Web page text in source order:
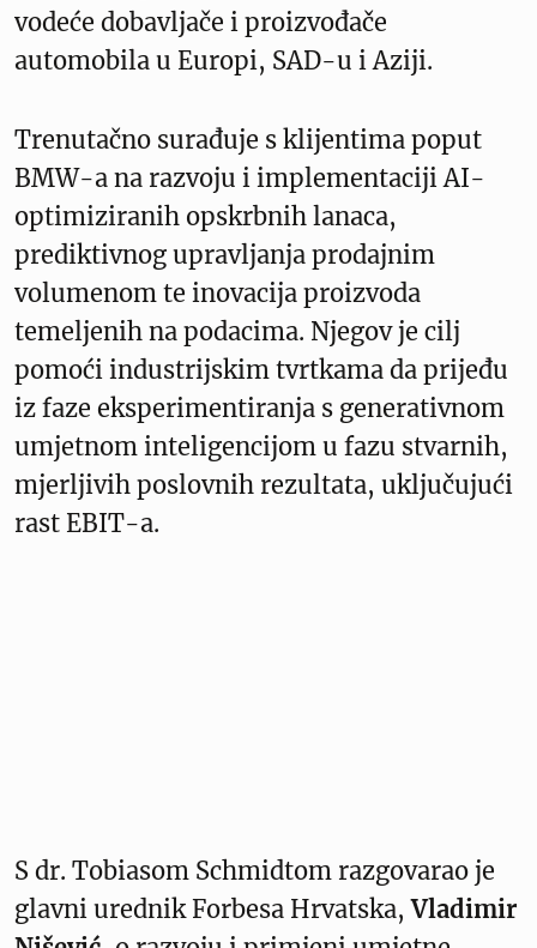
vodeće dobavljače i proizvođače
automobila u Europi, SAD-u i Aziji.
Trenutačno surađuje s klijentima poput
BMW-a na razvoju i implementaciji AI-
optimiziranih opskrbnih lanaca,
prediktivnog upravljanja prodajnim
volumenom te inovacija proizvoda
temeljenih na podacima. Njegov je cilj
pomoći industrijskim tvrtkama da prijeđu
iz faze eksperimentiranja s generativnom
umjetnom inteligencijom u fazu stvarnih,
mjerljivih poslovnih rezultata, uključujući
rast EBIT-a.
S dr. Tobiasom Schmidtom razgovarao je
glavni urednik Forbesa Hrvatska, Vladimir